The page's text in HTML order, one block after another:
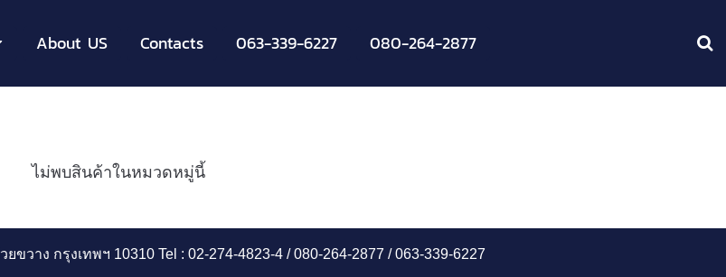
About US Contacts 063-339-6227 080-264-2877
ไม่พบสินค้าในหมวดหมู่นี้
วาง กรุงเทพฯ 10310 Tel : 02-274-4823-4 /080-264-2877 /063-339-6227